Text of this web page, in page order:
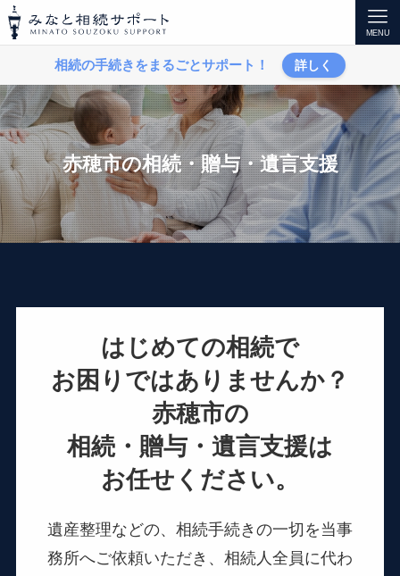
みなと相続サポート
MENU
相続の手続きをまるごとサポート！ 詳しく
赤穂市
はじめての相続で
お困りではありませんか？
赤穂市の
相続・贈与・遺言支援は
お任せください。
遺産整理などの、相続手続きの一切を当事
務所へご依頼いただき、相続人全員に代わ